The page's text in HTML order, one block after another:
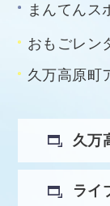
まんてんス
おもごレン
久万高原町
久万
ライ